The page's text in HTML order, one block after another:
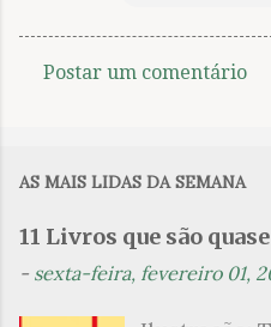
n
Postar um comentário
AS MAIS LIDAS DA SEMANA
11 Livros que são
- sexta-feira, fevereiro 01,